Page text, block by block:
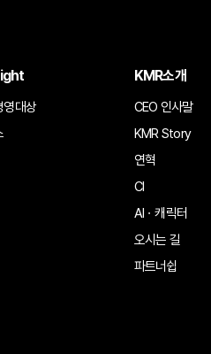
영대상
KMR소개
CEO 인사말
KMR Story
연혁
CI
AIㆍ캐릭터
오시는 길
파트너쉽